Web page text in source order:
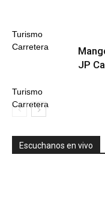
Turismo
Carretera
Turismo
Carretera
JP
Escuchanos en vivo